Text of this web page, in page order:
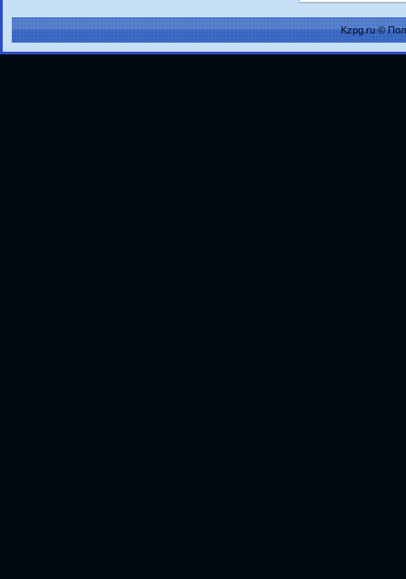
Kzpg.ru ©